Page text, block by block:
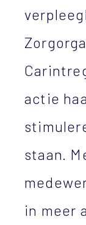
actie
staan.
in meer